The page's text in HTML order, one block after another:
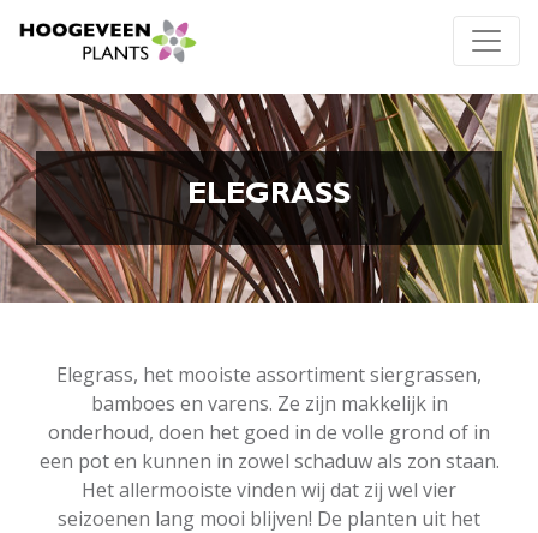
ELEGRASS
Elegrass, het mooiste assortiment siergrassen,
bamboes en varens. Ze zijn makkelijk in
onderhoud, doen het goed in de volle grond of in
een pot en kunnen in zowel schaduw als zon staan.
Het allermooiste vinden wij dat zij wel vier
seizoenen lang mooi blijven! De planten uit het